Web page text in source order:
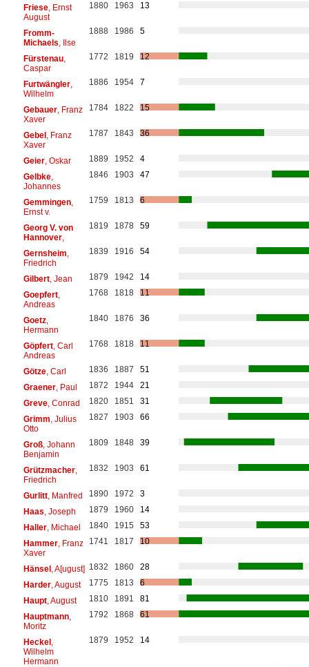
Friese, Ernst
August
1880 1963 13
Fromm-
Michaels , Ilse
1888 1986 5
Fürstenau,
Caspar
1772 1819 12
Furtwängler,
Wilhelm
1886 1954 7
Gebauer, Franz
Xaver
1784 1822 15
Gebel, Franz
Xaver
1787 1843 36
Geier, Oskar 1889 1952
4
Gelbke,
Johannes
1846 1903 47
Gemmingen,
Ernst v.
1759 1813 6
Georg V. von
Hannover,
1819 1878 59
Gernsheim
Friedrich
1839 1916 54
Gilbert, Jean 1879 1942
14
Goepfert,
Andreas
1768 1818 11
Goetz,
Hermann
1840 1876 36
Göpfert, Carl
Andreas
1768 1818 11
Götze, Carl 1836 1887
51
Graener, Paul 1872 1944
21
Greve, Conrad 1820 1851
31
Grimm , Julius
Otto
1827 1903 66
Groß, Johann
Benjamin
1809 1848 39
Grützmacher,
Friedrich
1832 1903 61
Gurlitt, Manfred 1890 1972
3
Haas , Joseph 1879 1960
14
Haller, Michael 1840 1915
53
Hammer, Franz
Xaver
1741 1817 10
Hänsel, A[ugust] 1832 1860
28
Harder, August 1775 1813
6
Haupt, August 1810 1891
81
Hauptmann,
Moritz
1792 1868 61
Heckel,
Wilhelm
Hermann
1879 1952 14